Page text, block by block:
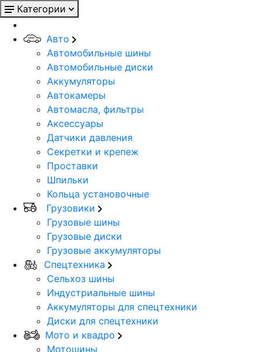
Категории
Авто
Автомобильные шины
Автомобильные диски
Аккумуляторы
Автокамеры
Автомасла, фильтры
Аксессуары
Датчики давления
Секретки и крепеж
Проставки
Шпильки
Кольца установочные
Грузовики
Грузовые шины
Грузовые диски
Грузовые аккумуляторы
Спецтехника
Сельхоз шины
Индустриальные шины
Аккумуляторы для спецтехники
Диски для спецтехники
Мото и квадро
Мотошины